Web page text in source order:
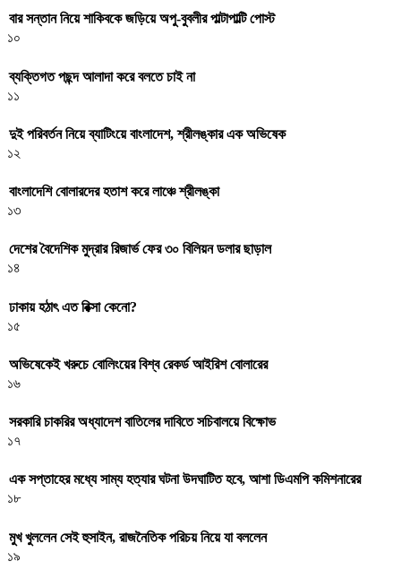
বার সন্তান নিয়ে শাকিবকে জড়িয়ে অপু-বুবলীর পাল্টাপাল্টি পোস্ট
১০
ব্যক্তিগত পছন্দ আলাদা করে বলতে চাই না
১১
দুই পরিবর্তন নিয়ে ব্যাটিংয়ে বাংলাদেশ, শ্রীলঙ্কার এক অভিষেক
১২
বাংলাদেশি বোলারদের হতাশ করে লাঞ্চে শ্রীলঙ্কা
১৩
দেশের বৈদেশিক মুদ্রার রিজার্ভ ফের ৩০ বিলিয়ন ডলার ছাড়াল
১৪
ঢাকায় হঠাৎ এত রিক্সা কেনো?
১৫
অভিষেকেই খরুচে বোলিংয়ের বিশ্ব রেকর্ড আইরিশ বোলারের
১৬
সরকারি চাকরির অধ্যাদেশ বাতিলের দাবিতে সচিবালয়ে বিক্ষোভ
১৭
এক সপ্তাহের মধ্যে সাম্য হত্যার ঘটনা উদঘাটিত হবে, আশা ডিএমপি কমিশনারের
১৮
মুখ খুললেন সেই হুসাইন, রাজনৈতিক পরিচয় নিয়ে যা বললেন
১৯